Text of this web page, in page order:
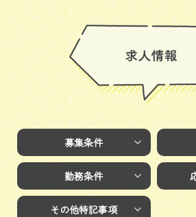
募集条件
勤務条件
その他特記事項